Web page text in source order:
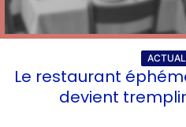
Le restaurant
devient